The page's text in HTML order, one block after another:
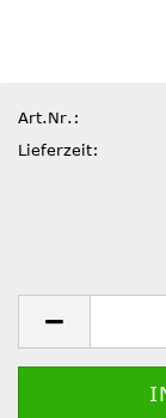
Art.Nr.:
Lieferzeit: